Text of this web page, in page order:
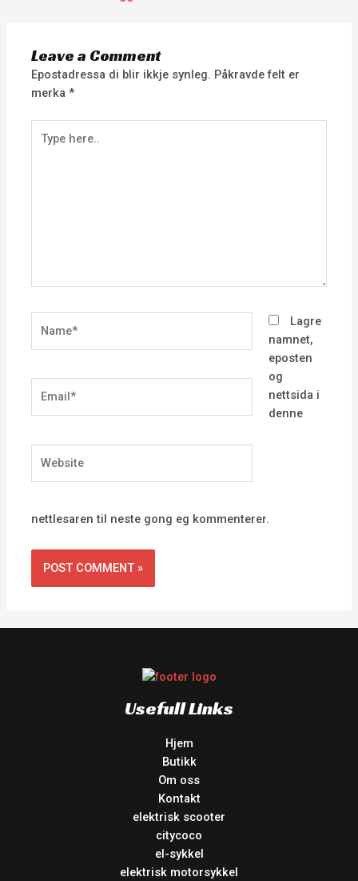
Leave a Comment
Epostadressa di blir ikkje synleg. Påkravde felt er
merka*
here..
Lagre
namnet,
eposten
og
nettsida i
denne
nettlesaren til neste gong eg kommenterer.
Usefull Links
Hjem
Butikk
Om oss
Kontakt
elektrisk scooter
citycoco
el-sykkel
elektrisk motorsykkel